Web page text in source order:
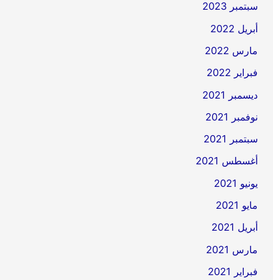
سبتمبر 2023
أبريل 2022
مارس 2022
فبراير 2022
ديسمبر 2021
نوفمبر 2021
سبتمبر 2021
أغسطس 2021
يونيو 2021
مايو 2021
أبريل 2021
مارس 2021
فبراير 2021